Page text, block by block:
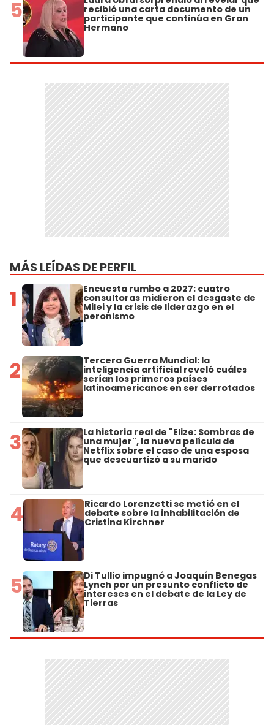
5 recibió una carta documento de un
participante que continúa en Gran
Hermano
MÁS LEÍDAS DE PERFIL
1 Encuesta rumbo a 2027: cuatro
consultoras midieron el desgaste de
Milei y la crisis de liderazgo en el
peronismo
2 Tercera Guerra Mundial: la
inteligencia artificial reveló cuáles
serían los primeros países
latinoamericanos en ser derrotados
3 La historia real de "Elize: Sombras de
una mujer", la nueva película de
Netflix sobre el caso de una esposa
que descuartizó a su marido
4 Ricardo Lorenzetti se metió en el
debate sobre la inhabilitación de
Cristina Kirchner
5 Di Tullio impugnó a Joaquín Benegas
Lynch por un presunto conflicto de
intereses en el debate de la Ley de
Tierras